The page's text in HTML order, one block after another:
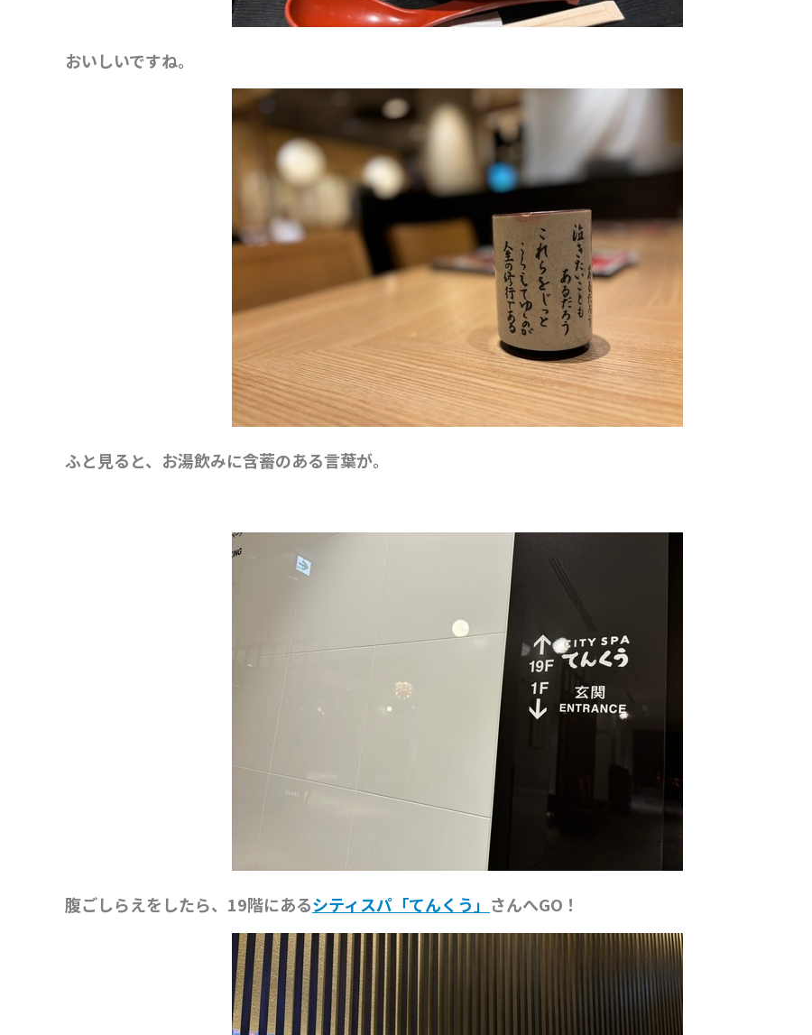
おいしいですね。
ふと見ると、お湯飲みに含蓄のある言葉が。
腹ごしらえをしたら、19階にあるシティスパ「てんくう」 さんへGO！